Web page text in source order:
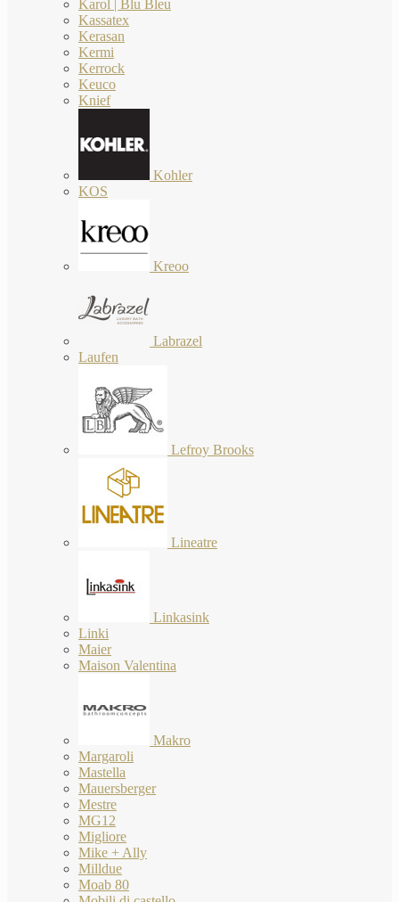
Karol | Blu Bleu
Kassatex
Kerasan
Kermi
Kerrock
Keuco
Knief
Kohler
KOS
Kreoo
Labrazel
Laufen
Lefroy Brooks
Lineatre
Linkasink
Linki
Maier
Maison Valentina
Makro
Margaroli
Mastella
Mauersberger
Mestre
MG12
Migliore
Mike + Ally
Milldue
Moab 80